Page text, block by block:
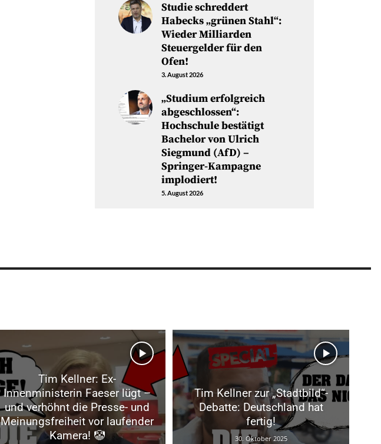
Studie schreddert
Habecks „grünen Stahl“:
Wieder Milliarden
Steuergelder für den
Ofen!
3. August 2026
„Studium erfolgreich
abgeschlossen“:
Hochschule bestätigt
Bachelor von Ulrich
Siegmund (AfD) –
Springer-Kampagne
implodiert!
5. August 2026
Tim Kellner: Ex-
Innenministerin Faeser lügt –
und verhöhnt die Presse- und
Meinungsfreiheit vor laufender
Kamera! 🤡
Tim Kellner zur „Stadtbild“-
Debatte: Deutschland hat
fertig!
30. Oktober 2025